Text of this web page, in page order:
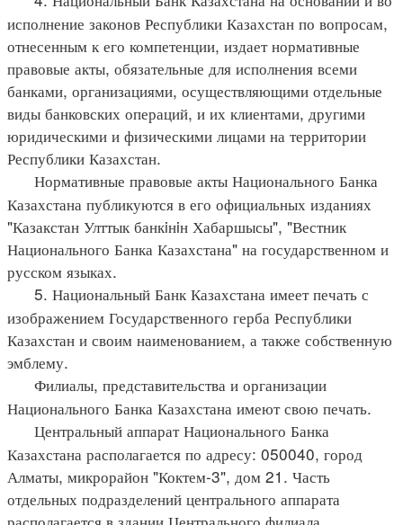
исполнение законов Республики Казахстан по вопросам,
отнесенным к его компетенции, издает нормативные
правовые акты, обязательные для исполнения всеми
банками, организациями, осуществляющими отдельные
виды банковских операций, и их клиентами, другими
юридическими и физическими лицами на территории
Республики Казахстан.
Нормативные правовые акты Национального Банка
Казахстана публикуются в его официальных изданиях
"Казакстан Улттык банкiнiн Хабаршысы", "Вестник
Национального Банка Казахстана" на государственном и
русском языках.
5. Национальный Банк Казахстана имеет печать с
изображением Государственного герба Республики
Казахстан и своим наименованием, а также собственную
эмблему.
Филиалы, представительства и организации
Национального Банка Казахстана имеют свою печать.
Центральный аппарат Национального Банка
Казахстана располагается по адресу: 050040, город
Алматы, микрорайон "Коктем-3", дом 21. Часть
отдельных подразделений центрального аппарата